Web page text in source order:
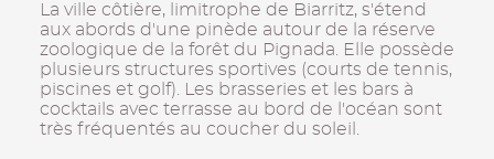
La ville côtière, limitrophe de Biarritz, s'étend
aux abords d'une pinède autour de la réserve
zoologique de la forêt du Pignada. Elle possède
plusieurs structures sportives (courts de tennis,
piscines et golf). Les brasseries et les bars à
cocktails avec terrasse au bord de l'océan sont
très fréquentés au coucher du soleil.